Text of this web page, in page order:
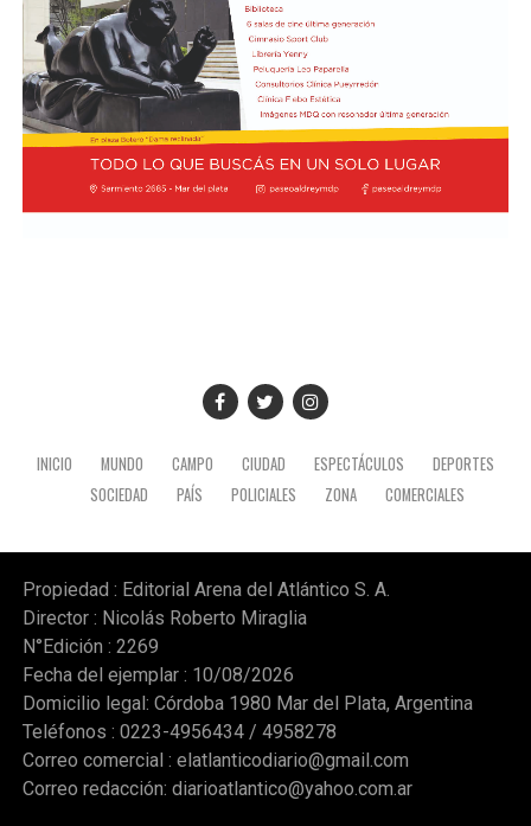
INICIO MUNDO CAMPO CIUDAD ESPECTÁCULOS
DEPORTES
SOCIEDAD
PAÍS POLICIALES ZONA COMERCIALES
Propiedad : Editorial Arena del Atlántico S. A.
Director : Nicolás Roberto Miraglia
N°Edición : 2269
Fecha del ejemplar : 10/08/2026
Domicilio legal: Córdoba 1980 Mar del Plata, Argentina
Teléfonos : 0223-4956434 / 4958278
Correo comercial : elatlanticodiario@gmail.com
Correo redacción: diarioatlantico@yahoo.com.ar